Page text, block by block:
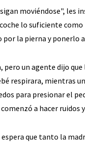
moviéndose", les
lo suficiente como
por la pierna y ponerlo
pero un agente dijo
respirara, mientras
para presionar el
a hacer ruidos
espera que tanto la